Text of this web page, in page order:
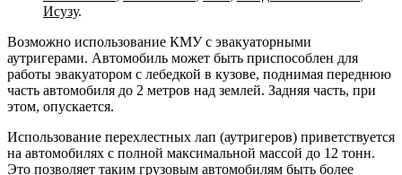
Исузу.
Возможно использование КМУ с эвакуаторными
аутригерами. Автомобиль может быть приспособлен для
работы эвакуатором с лебедкой в кузове, поднимая переднюю
часть автомобиля до 2 метров над землей. Задняя часть, при
этом, опускается.
Использование перехлестных лап (аутригеров) приветствуется
на автомобилях с полной максимальной массой до 12 тонн.
Это позволяет таким грузовым автомобилям быть более